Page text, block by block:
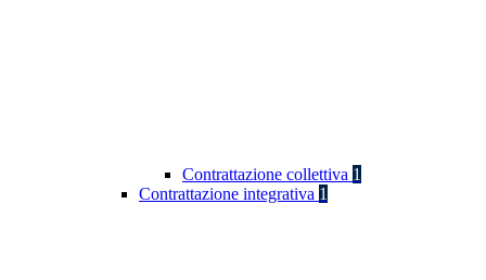
Contrattazione collettiva 1
Contrattazione integrativa 1